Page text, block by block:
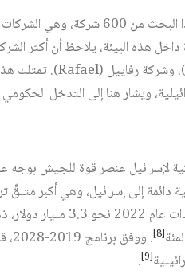
تتكون السوق المستهدفة في
ويشار هنا إلى التدخل
لإسرائيل عنصر قوة للجيش بوجه
دائمة إلى إسرائيل، وهي أكبر متلقٍّ
[8]
[9]
.